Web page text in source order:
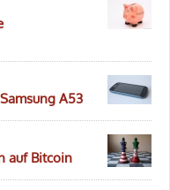
A53
auf Bitcoin